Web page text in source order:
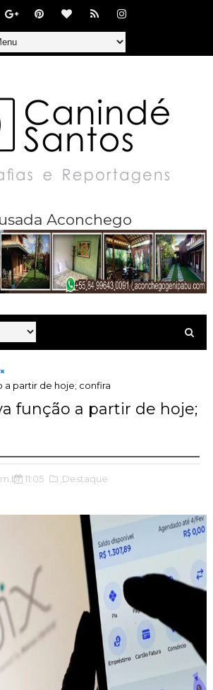
Aconchego
a partir de hoje; confira
função a partir de hoje;
11:05 ,Destaque